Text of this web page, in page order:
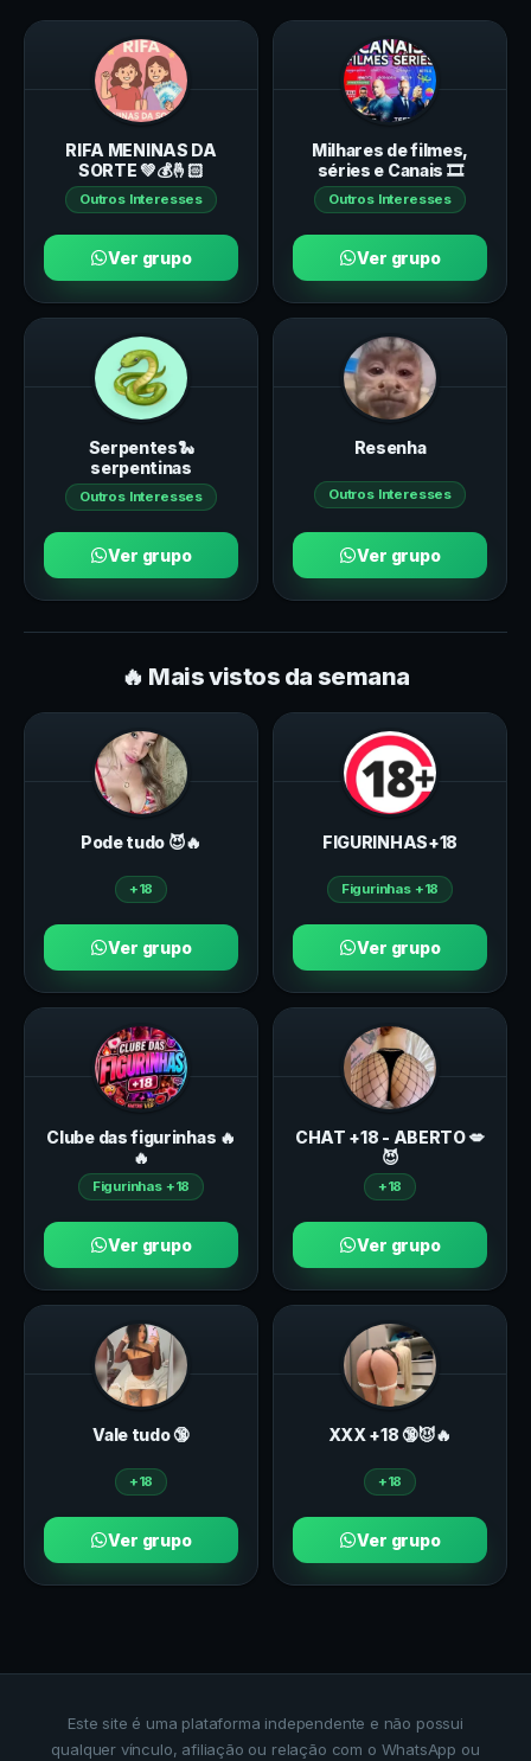
RIFA MENINAS DA
SORTE 💚💰🤞🏻
Outros Interesses
Ver grupo
Milhares de filmes,
séries e Canais 🎞️
Outros Interesses
Ver grupo
Serpentes🐍
serpentinas
Outros Interesses
Ver grupo
Resenha
Outros Interesses
Ver grupo
🔥 Mais vistos da semana
Pode tudo 😈🔥
+18
Ver grupo
FIGURINHAS+18
Figurinhas +18
Ver grupo
Clube das figurinhas 🔥
🔥
Figurinhas +18
Ver grupo
CHAT +18 - ABERTO 💋
😈
+18
Ver grupo
Vale tudo 🔞
+18
Ver grupo
ХXХ +18 🔞😈🔥
+18
Ver grupo
Este site é uma plataforma independente e não possui
qualquer vínculo, afiliação ou relação com o WhatsApp ou